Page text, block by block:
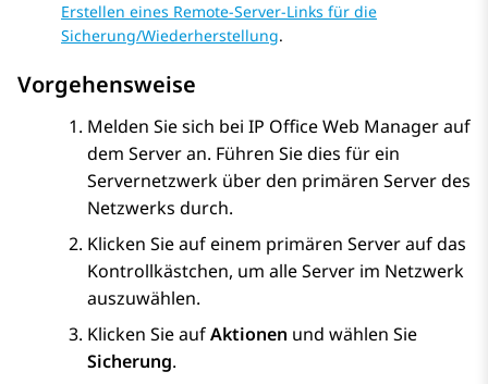
Erstellen eines Remote-Server-Links für die
Sicherung/Wiederherstellung.
Vorgehensweise
Melden Sie sich bei IP Office Web Managerauf
dem Server an. Führen Sie dies für ein
Servernetzwerk über den primären Server des
Netzwerks durch.
Klicken Sie auf einem primären Server auf das
Kontrollkästchen, um alle Server im Netzwerk
auszuwählen.
Klicken Sie aufAktionen und wählen Sie
Sicherung.